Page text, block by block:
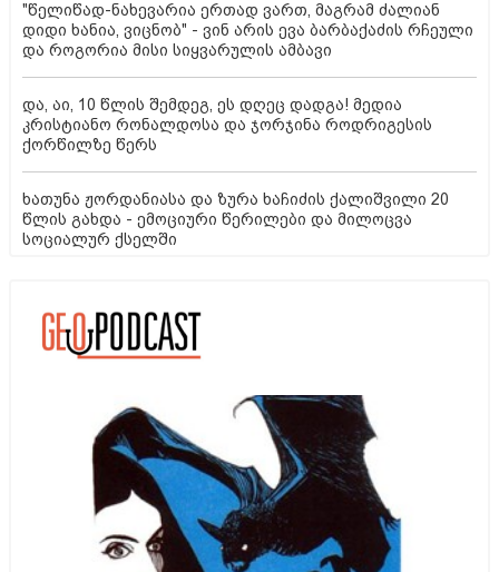
"წელიწად-ნახევარია ერთად ვართ, მაგრამ ძალიან
დიდი ხანია, ვიცნობ" - ვინ არის ევა ბარბაქაძის რჩეული
და როგორია მისი სიყვარულის ამბავი
და, აი, 10 წლის შემდეგ, ეს დღეც დადგა! მედია
კრისტიანო რონალდოსა და ჯორჯინა როდრიგესის
ქორწილზე წერს
ხათუნა ჟორდანიასა და ზურა ხაჩიძის ქალიშვილი 20
წლის გახდა - ემოციური წერილები და მილოცვა
სოციალურ ქსელში